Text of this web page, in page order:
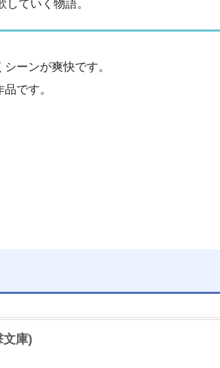
ていく物語。
ーンが爽快です。
です。
文庫)